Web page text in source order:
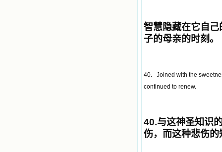
智慧隐藏在它自
子的母亲的时刻。
40. Joined with the
continued to renew.
40.与这神圣知识
伤，而这种悲伤的